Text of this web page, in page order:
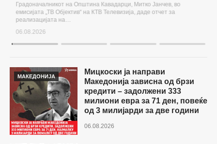
Градоначалникот на Општина Кавадарци, Митко Јанчев, во
емисијата „ТВ Објектив“ на КТВ Телевизија, даде отчет за
реализацијата на…
06.08.2026
МАКЕДОНИЈА
Мицкоски ја направи
Македонија зависна од брзи
кредити – задолжени 333
милиони евра за 71 ден, повеќе
од 3 милијарди за две години
06.08.2026